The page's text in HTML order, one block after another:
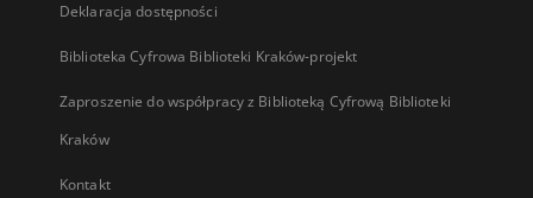
Deklaracja dostępności
Biblioteka Cyfrowa Biblioteki Kraków-projekt
Zaproszenie do współpracy z Biblioteką Cyfrową Biblioteki
Kraków
Kontakt